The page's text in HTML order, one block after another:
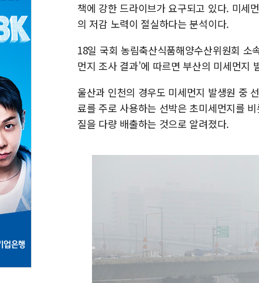
책에 강한 드라이브가 요구되고 있다. 미세
의 저감 노력이 절실하다는 분석이다.
18일 국회 농림축산식품해양수산위원회 소
먼지 조사 결과’에 따르면 부산의 미세먼지
울산과 인천의 경우도 미세먼지 발생원 중
료를 주로 사용하는 선박은 초미세먼지를
질을 다량 배출하는 것으로 알려졌다.